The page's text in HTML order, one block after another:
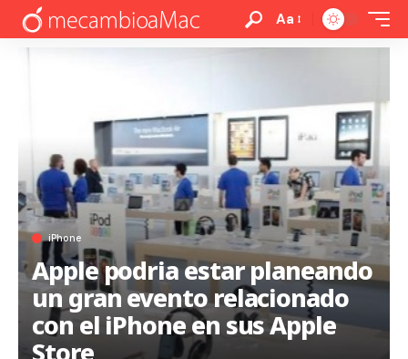
Aa
iPhone
Apple podria estar planeando
un gran evento relacionado
con el iPhone en sus Apple
Store